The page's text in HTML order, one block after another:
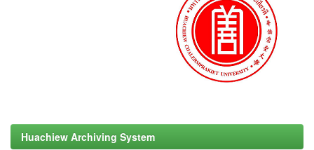
Huachiew Archiving System